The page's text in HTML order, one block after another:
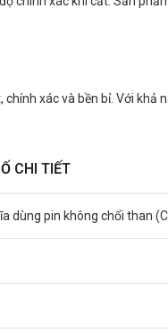
xác và bền bỉ. Với khả
CHI TIẾT
dùng pin không chổi than